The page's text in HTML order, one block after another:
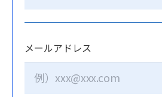
メールアドレス